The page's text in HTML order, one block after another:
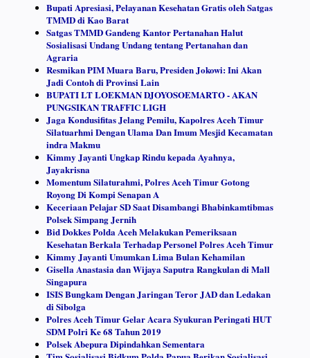
Bupati Apresiasi, Pelayanan Kesehatan Gratis oleh Satgas
TMMD di Kao Barat
Satgas TMMD Gandeng Kantor Pertanahan Halut
Sosialisasi Undang Undang tentang Pertanahan dan
Agraria
Resmikan PIM Muara Baru, Presiden Jokowi: Ini Akan
Jadi Contoh di Provinsi Lain
BUPATI LT LOEKMAN DJOYOSOEMARTO - AKAN
PUNGSIKAN TRAFFIC LIGH
Jaga Kondusifitas Jelang Pemilu, Kapolres Aceh Timur
Silatuarhmi Dengan Ulama Dan Imum Mesjid Kecamatan
indra Makmu
Kimmy Jayanti Ungkap Rindu kepada Ayahnya,
Jayakrisna
Momentum Silaturahmi, Polres Aceh Timur Gotong
Royong Di Kompi Senapan A
Keceriaan Pelajar SD Saat Disambangi Bhabinkamtibmas
Polsek Simpang Jernih
Bid Dokkes Polda Aceh Melakukan Pemeriksaan
Kesehatan Berkala Terhadap Personel Polres Aceh Timur
Kimmy Jayanti Umumkan Lima Bulan Kehamilan
Gisella Anastasia dan Wijaya Saputra Rangkulan di Mall
Singapura
ISIS Bungkam Dengan Jaringan Teror JAD dan Ledakan
di Sibolga
Polres Aceh Timur Gelar Acara Syukuran Peringati HUT
SDM Polri Ke 68 Tahun 2019
Polsek Abepura Dipindahkan Sementara